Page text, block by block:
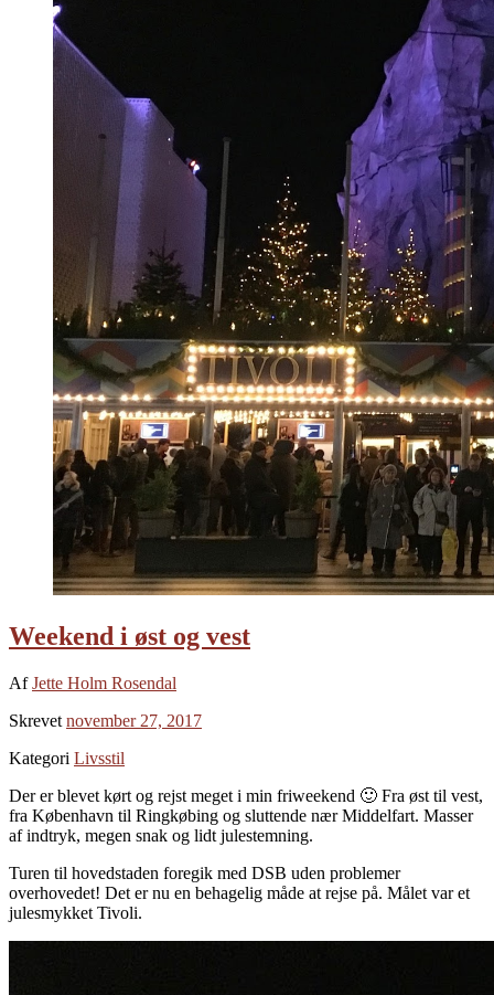
Weekend i øst og vest
AfJette Holm Rosendal
Skrevet november 27, 2017
Kategori Livsstil
Der er blevet kørt og rejst meget i min friweekend 🙂 Fra øst til vest,
fra København til Ringkøbing og sluttende nær Middelfart. Masser
af indtryk, megen snak og lidt julestemning.
Turen til hovedstaden foregik med DSB uden problemer
overhovedet! Det er nu en behagelig måde at rejse på. Målet var et
julesmykket Tivoli.